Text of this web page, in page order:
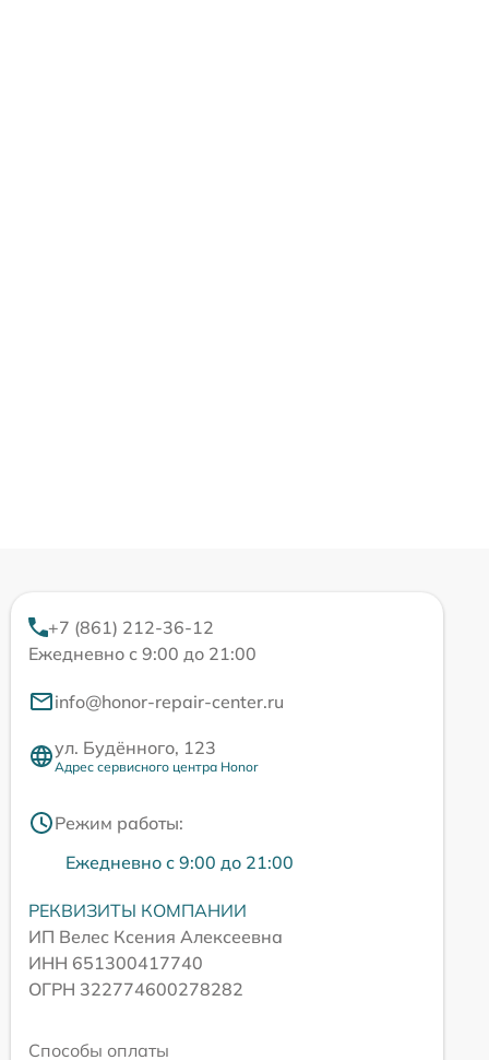
+7 (861) 212-36-12
Ежедневно с 9:00 до 21:00
info@honor-repair-center.ru
ул. Будённого, 123
Адрес сервисного центра Honor
Режим работы:
Ежедневно с 9:00 до 21:00
РЕКВИЗИТЫ КОМПАНИИ
ИП Велес Ксения Алексеевна
ИНН 651300417740
ОГРН 322774600278282
Способы оплаты